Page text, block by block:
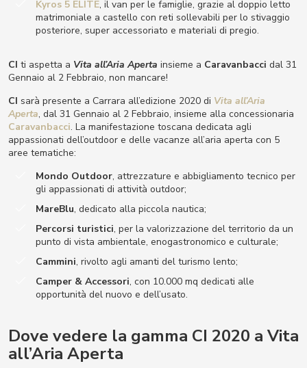
Kyros 5 ELITE, il van per le famiglie, grazie al doppio letto
matrimoniale a castello con reti sollevabili per lo stivaggio
posteriore, super accessoriato e materiali di pregio.
CI ti aspetta a Vita all’Aria Aperta insieme a Caravanbacci dal 31
Gennaio al 2 Febbraio, non mancare!
CI sarà presente a Carrara all’edizione 2020 di Vita all’Aria
Aperta, dal 31 Gennaio al 2 Febbraio, insieme alla concessionaria
Caravanbacci. La manifestazione toscana dedicata agli
appassionati dell’outdoor e delle vacanze all’aria aperta con 5
aree tematiche:
Mondo Outdoor, attrezzature e abbigliamento tecnico per
gli appassionati di attività outdoor;
MareBlu, dedicato alla piccola nautica;
Percorsi turistici, per la valorizzazione del territorio da un
punto di vista ambientale, enogastronomico e culturale;
Cammini, rivolto agli amanti del turismo lento;
Camper & Accessori, con 10.000 mq dedicati alle
opportunità del nuovo e dell’usato.
Dove vedere la gamma CI 2020 a Vita
all’Aria Aperta